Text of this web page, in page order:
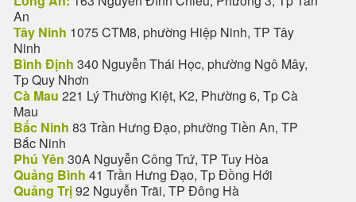
An
Tây Ninh 1075 CTM8, phường Hiệp Ninh, TP Tây
Ninh
Bình Định 340 Nguyễn Thái Học, phường Ngô Mây,
Tp Quy Nhơn
Cà Mau 221 Lý Thường Kiệt, K2, Phường 6, Tp Cà
Mau
Bắc Ninh 83 Trần Hưng Đạo, phường Tiền An, TP
Bắc Ninh
Phú Yên 30A Nguyễn Công Trứ, TP Tuy Hòa
Quảng Bình 41 Trần Hưng Đạo, Tp Đồng Hới
Quảng Trị92 Nguyễn Trãi, TP Đông Hà